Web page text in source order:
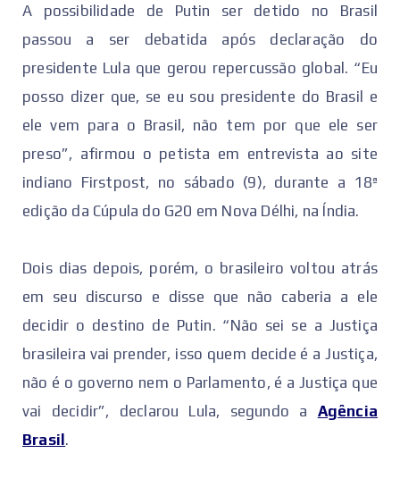
A possibilidade de Putin ser detido no Brasil
passou a ser debatida após declaração do
presidente Lula que gerou repercussão global. “Eu
posso dizer que, se eu sou presidente do Brasil e
ele vem para o Brasil, não tem por que ele ser
preso”, afirmou o petista em entrevista ao site
indiano Firstpost, no sábado (9), durante a 18ª
edição da Cúpula do G20 em Nova Délhi, na Índia.
Dois dias depois, porém, o brasileiro voltou atrás
em seu discurso e disse que não caberia a ele
decidir o destino de Putin. “Não sei se a Justiça
brasileira vai prender, isso quem decide é a Justiça,
não é o governo nem o Parlamento, é a Justiça que
vai decidir”, declarou Lula, segundo a Agência
Brasil .